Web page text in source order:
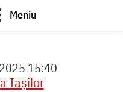
Meniu
15:40
Iaşilor